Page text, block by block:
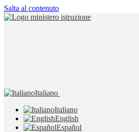
Salta al contenuto
Italiano
Italiano
English
Español